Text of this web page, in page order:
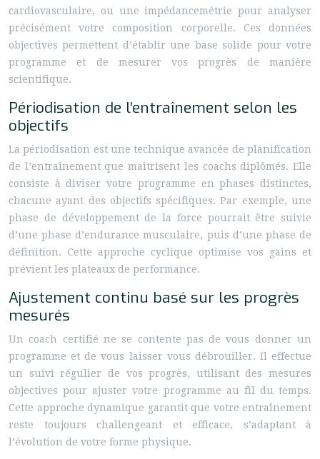
cardiovasculaire, ou une impédancemétrie pour analyser
précisément votre composition corporelle. Ces données
objectives permettent d’établir une base solide pour votre
programme et de mesurer vos progrès de manière
scientifique.
Périodisation de l’entraînement selon les
objectifs
La périodisation est une technique avancée de planification
de l’entraînement que maîtrisent les coachs diplômés. Elle
consiste à diviser votre programme en phases distinctes,
chacune ayant des objectifs spécifiques. Par exemple, une
phase de développement de la force pourrait être suivie
d’une phase d’endurance musculaire, puis d’une phase de
définition. Cette approche cyclique optimise vos gains et
prévient les plateaux de performance.
Ajustement continu basé sur les progrès
mesurés
Un coach certifié ne se contente pas de vous donner un
programme et de vous laisser vous débrouiller. Il effectue
un suivi régulier de vos progrès, utilisant des mesures
objectives pour ajuster votre programme au fil du temps.
Cette approche dynamique garantit que votre entraînement
reste toujours challengeant et efficace, s’adaptant à
l’évolution de votre forme physique.